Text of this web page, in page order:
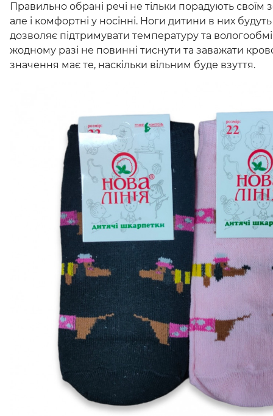
Правильно обрані речі не тільки порадують своїм
але і комфортні у носінні. Ноги дитини в них
дозволяє підтримувати температуру та
жодному разі не повинні тиснути та заважати
значення має те, наскільки вільним буде взуття.